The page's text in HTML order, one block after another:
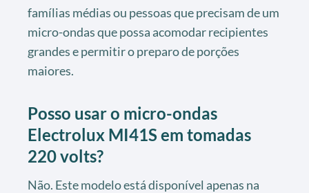
famílias médias ou pessoas que precisam de um
micro-ondas que possa acomodar recipientes
grandes e permitir o preparo de porções
maiores.
Posso usar o micro-ondas
Electrolux MI41S em tomadas
220 volts?
Não. Este modelo está disponível apenas na